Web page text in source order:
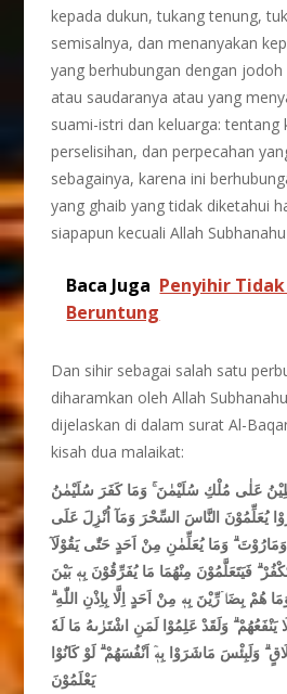
kepada dukun, tukang tenung,
semisalnya, dan menanyakan
yang berhubungan dengan
atau saudaranya atau yang
suami-istri dan keluarga: tentang
perselisihan, dan perpecahan
sebagainya, karena ini
yang ghaib yang tidak diketahui
siapapun kecuali Allah Subhanahu
Baca Juga Penyihir
Beruntung
Dan sihir sebagai salah satu
diharamkan oleh Allah
dijelaskan di dalam surat Al-
kisah dua malaikat:
عَلٰى مُلْكِ سُلَيْمٰنَ ۚ وَمَا كَفَرَ سُلَيْمٰنُ
يُعَلِّمُوْنَ النَّاسَ السِّحْرَ وَمَآ اُنْزِلَ عَلَى
وَمَارُوْتَ ۗ وَمَا يُعَلِّمٰنِ مِنْ اَحَدٍ حَتّٰى يَقُوْلَآ
فَيَتَعَلَّمُوْنَ مِنْهُمَا مَا يُفَرِّقُوْنَ بِهٖ بَيْنَ
هُمْ بِضَاۤرِّيْنَ بِهٖ مِنْ اَحَدٍ اِلَّا بِاِذْنِ اللّٰهِ
يَنْفَعُهُمْ ۗ وَلَقَدْ عَلِمُوْا لَمَنِ اشْتَرٰىهُ مَا لَهٗ
وَلَبِئْسَ مَاشَرَوْا بِهٖٓ اَنْفُسَهُمْ ۗ لَوْ كَانُوْا
يَعْلَمُوْنَ